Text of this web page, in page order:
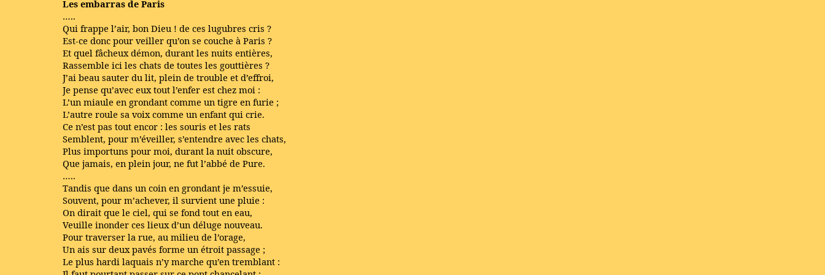
Les embarras de Paris
…..
Qui frappe l’air, bon Dieu ! de ces lugubres cris ?
Est-ce donc pour veiller qu’on se couche à Paris ?
Et quel fâcheux démon, durant les nuits entières,
Rassemble ici les chats de toutes les gouttières ?
J’ai beau sauter du lit, plein de trouble et d’effroi,
Je pense qu’avec eux tout l’enfer est chez moi :
L’un miaule en grondant comme un tigre en furie ;
L’autre roule sa voix comme un enfant qui crie.
Ce n’est pas tout encor : les souris et les rats
Semblent, pour m’éveiller, s’entendre avec les chats,
Plus importuns pour moi, durant la nuit obscure,
Que jamais, en plein jour, ne fut l’abbé de Pure.
…..
Tandis que dans un coin en grondant je m’essuie,
Souvent, pour m’achever, il survient une pluie :
On dirait que le ciel, qui se fond tout en eau,
Veuille inonder ces lieux d’un déluge nouveau.
Pour traverser la rue, au milieu de l’orage,
Un ais sur deux pavés forme un étroit passage ;
Le plus hardi laquais n’y marche qu’en tremblant :